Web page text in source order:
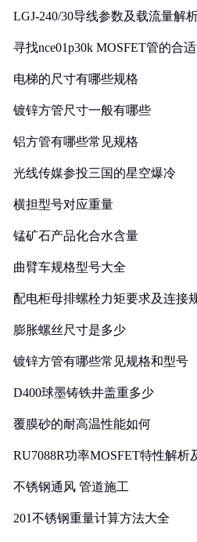
LGJ-240/30导线参数及载流量解
寻找nce01p30k MOSFET管的合
电梯的尺寸有哪些规格
镀锌方管尺寸一般有哪些
铝方管有哪些常见规格
光线传媒参投三国的星空爆冷
横担型号对应重量
锰矿石产品化合水含量
曲臂车规格型号大全
配电柜母排螺栓力矩要求及连接
膨胀螺丝尺寸是多少
镀锌方管有哪些常见规格和型号
D400球墨铸铁井盖重多少
覆膜砂的耐高温性能如何
RU7088R功率MOSFET特性解
不锈钢通风 管道施工
201不锈钢重量计算方法大全